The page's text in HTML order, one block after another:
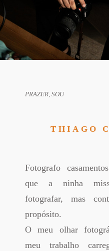
PRAZER, SOU
THIAGO
Fotografo
que a ninha
fotografar, mas
propósito.
O meu olhar
meu trabalho